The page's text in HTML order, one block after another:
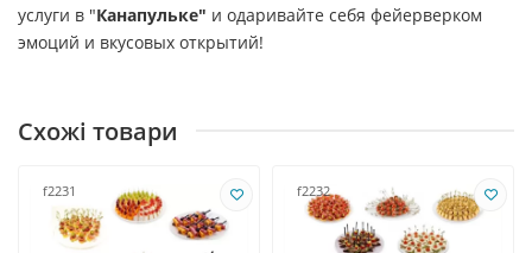
услуги в "Канапульке" и одаривайте себя фейерверком
эмоций и вкусовых открытий!
Схожі товари
f2231 f2232